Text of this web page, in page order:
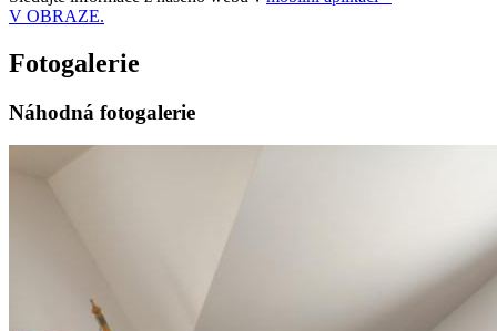
V OBRAZE.
Fotogalerie
Náhodná fotogalerie